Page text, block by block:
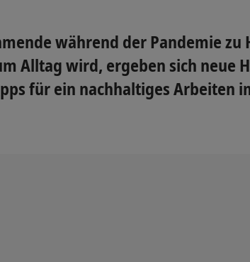
während der Pandemie
Alltag wird, ergeben sich neue
für ein nachhaltiges Arbeiten